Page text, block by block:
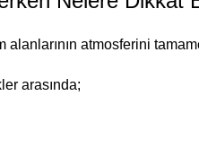
alanlarının atmosferini
arasında;